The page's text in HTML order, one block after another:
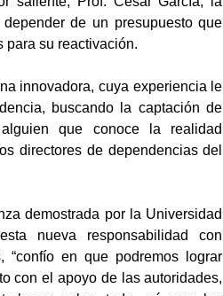
de un presupuesto que
para su reactivación.
innovadora, cuya experiencia le
buscando la captación de
que conoce la realidad
directores de dependencias del
demostrada por la Universidad
nueva responsabilidad con
“confío en que podremos lograr
con el apoyo de las autoridades,